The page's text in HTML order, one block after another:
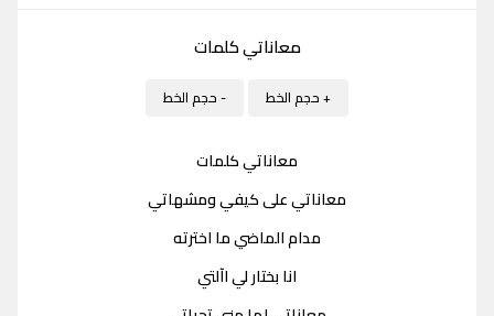
معاناتي كلمات
+ حجم الخط - حجم الخط
معاناتي كلمات
معاناتي على كيفي ومشهاتي
مدام الماضي ما اخترته
انا بختار لي اآلتي